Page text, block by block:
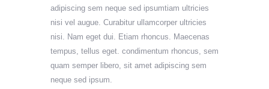
adipiscing sem neque sed ipsumtiam ultricies
nisi vel augue. Curabitur ullamcorper ultricies
nisi. Nam eget dui. Etiam rhoncus. Maecenas
tempus, tellus eget. condimentum rhoncus, sem
quam semper libero, sit amet adipiscing sem
neque sed ipsum.